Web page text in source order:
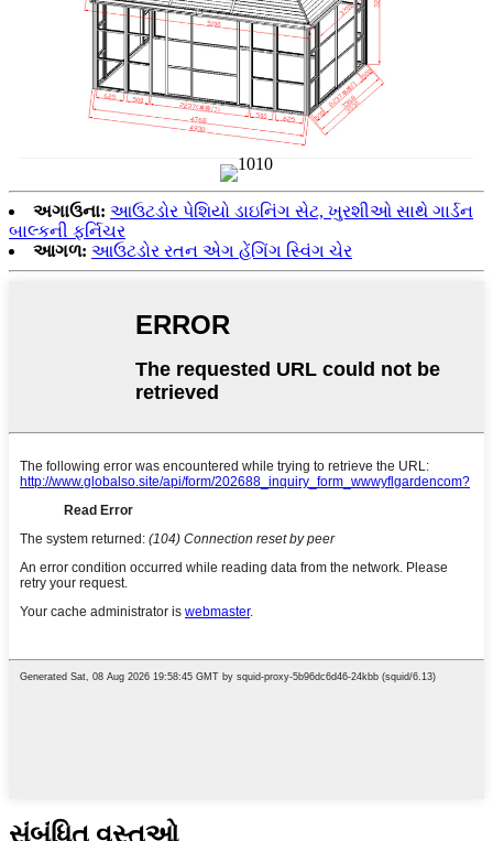
અગાઉના: આઉટડોર પેશિયો ડાઇનિંગ સેટ, ખુરશીઓ સાથે ગાર્ડન
બાલ્કની ફર્નિચર
આગળ: આઉટડોર રતન એગ હેંગિંગ સ્વિંગ ચેર
સંબંધિત વસ્તુઓ